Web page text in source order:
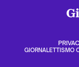
GIORNALETTISMO